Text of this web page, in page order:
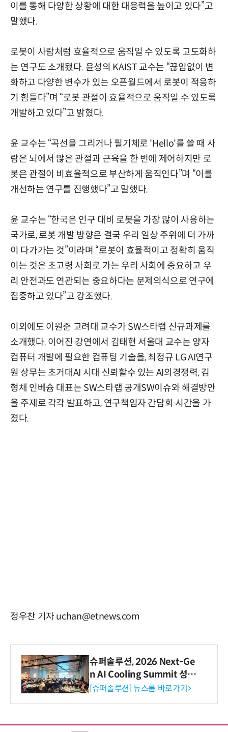
이를 통해 다양한 상황에 대한 대응력을 높이고 있다”고
말했다.
로봇이 사람처럼 효율적으로 움직일 수 있도록 고도화하
는 연구도 소개됐다. 윤성의 KAIST 교수는 “끊임없이 변
화하고 다양한 변수가 있는 오픈월드에서 로봇이 적응하
기 힘들다”며 “로봇 관절이 효율적으로 움직일 수 있도록
개발하고 있다”고 밝혔다.
윤 교수는 “곡선을 그리거나 필기체로 'Hello'를 쓸 때 사
람은 뇌에서 많은 관절과 근육을 한 번에 제어하지만 로
봇은 관절이 비효율적으로 부산하게 움직인다”며 “이를
개선하는 연구를 진행했다”고 말했다.
윤 교수는 “한국은 인구 대비 로봇을 가장 많이 사용하는
국가로, 로봇 개발 방향은 결국 우리 일상 주위에 더 가까
이 다가가는 것”이라며 “로봇이 효율적이고 정확히 움직
이는 것은 초고령 사회로 가는 우리 사회에 중요하고 우
리 안전과도 연관되는 중요하다는 문제의식으로 연구에
집중하고 있다”고 강조했다.
이외에도 이원준 고려대 교수가 SW스타랩 신규과제를
소개했다. 이어진 강연에서 김태현 서울대 교수는 양자
컴퓨터 개발에 필요한 컴퓨팅 기술을, 최정규 LG AI연구
원 상무는 초거대AI 시대 신뢰할수 있는 AI의경쟁력, 김
형채 인베슘 대표는 SW스타랩 공개SW이슈와 해결방안
을 주제로 각각 발표하고, 연구책임자 간담회 시간을 가
졌다.
정우찬 기자 uchan@etnews.com
슈퍼솔루션, 2026 Next-Ge
n AI Cooling Summit 성황
리 성료
[슈퍼솔루션] 뉴스룸 바로가기>